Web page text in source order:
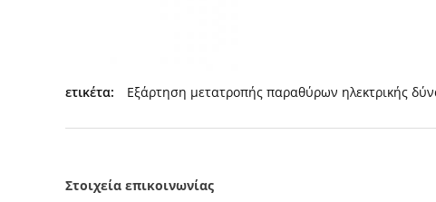
ετικέτα: Εξάρτηση μετατροπής παραθύρων ηλεκτρικής
Στοιχεία επικοινωνίας